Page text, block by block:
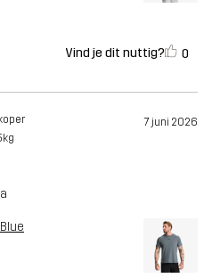
Vind je dit nuttig? 0
7 juni 2026